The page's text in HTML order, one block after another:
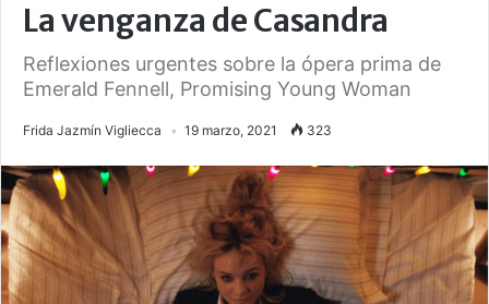
La venganza de Casandra
Reflexiones urgentes sobre la ópera prima de
Emerald Fennell, Promising Young Woman
Frida Jazmín Vigliecca 19 marzo, 2021 323